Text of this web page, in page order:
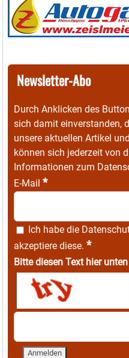
Newsletter-Abo
Durch Anklicken des
sich damit einverstanden,
unsere aktuellen Artikel
können sich jederzeit von
Informationen zum
E-Mail *
Ich habe die
akzeptiere diese. *
Bitte diesen Text hier